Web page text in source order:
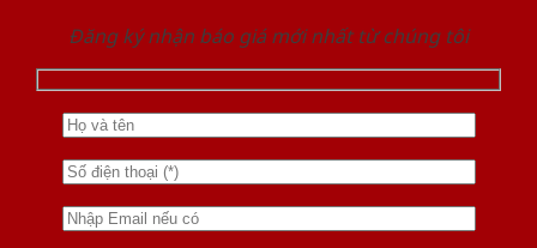
Đăng ký nhận báo giá mới nhất từ chúng tôi